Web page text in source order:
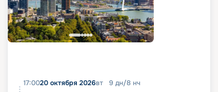
17:0020 октября 2026вт 9 дн/8 нч